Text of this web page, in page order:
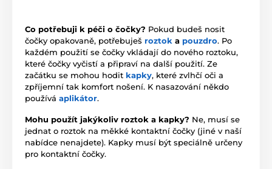
Co potřebuji k péči o čočky? Pokud budeš nosit
čočky opakovaně, potřebuješ roztok a pouzdro. Po
každém použití se čočky vkládají do nového roztoku,
které čočky vyčistí a připraví na další použití. Ze
začátku se mohou hodit kapky, které zvlhčí oči a
zpříjemní tak komfort nošení. K nasazování někdo
používá aplikátor.
Mohu použít jakýkoliv roztok a kapky? Ne, musí se
jednat o roztok na měkké kontaktní čočky (jiné v naší
nabídce nenajdete). Kapky musí být speciálně určeny
pro kontaktní čočky.